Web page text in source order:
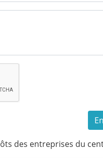
des entreprises du